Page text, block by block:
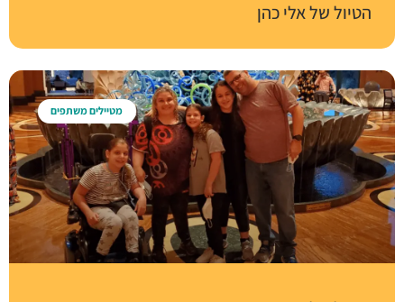
הטיול של אלי כהן
מטיילים משתפים